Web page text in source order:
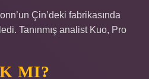
Çin’deki fabrikasında
Tanınmış analist Kuo, Pro
MI?